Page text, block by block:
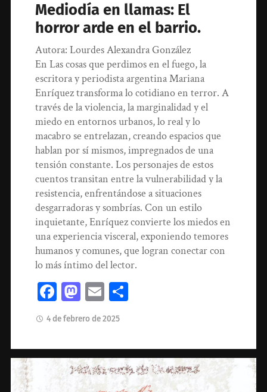
Mediodía en llamas: El
horror arde en el barrio.
Autora: Lourdes Alexandra González
En Las cosas que perdimos en el fuego, la
escritora y periodista argentina Mariana
Enríquez transforma lo cotidiano en terror. A
través de la violencia, la marginalidad y el
miedo en entornos urbanos, lo real y lo
macabro se entrelazan, creando espacios que
hablan por sí mismos, impregnados de una
tensión constante. Los personajes de estos
cuentos transitan entre la vulnerabilidad y la
resistencia, enfrentándose a situaciones
desgarradoras y sombrías. Con un estilo
inquietante, Enríquez convierte los miedos en
una experiencia visceral, exponiendo temores
humanos y comunes, que logran conectar con
lo más íntimo del lector.
Facebook
Mastodon
Email
4 de febrero de 2025